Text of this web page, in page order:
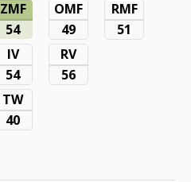
ZMF
54
OMF
49
RMF
51
IV
54
RV
56
TW
40